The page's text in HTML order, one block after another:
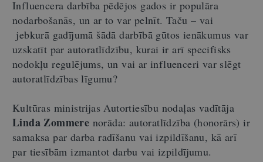
Influencera darbība pēdējos gados ir populāra
nodarbošanās, un ar to var pelnīt. Taču – vai
jebkurā gadījumā šādā darbībā gūtos ienākumus var
uzskatīt par autoratlīdzību, kurai ir arī specifisks
nodokļu regulējums, un vai ar influenceri var slēgt
autoratlīdzības līgumu?
Kultūras ministrijas Autortiesību nodaļas vadītāja
Linda Zommere norāda: autoratlīdzība (honorārs) ir
samaksa par darba radīšanu vai izpildīšanu, kā arī
par tiesībām izmantot darbu vai izpildījumu.